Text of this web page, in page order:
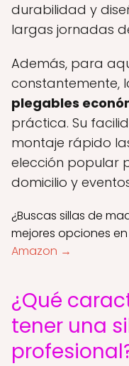
durabilidad y
largas jornadas
Además, para
constantemente,
plegables
práctica. Su
montaje rápido
elección popular
domicilio y
¿Buscas sillas de
mejores opciones
Amazon →
¿Qué
tener una